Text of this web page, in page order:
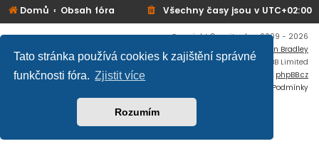
Tato stránka používá cookies k zajištění správné
funkčnosti fóra. Zjistit více
Rozumím
Domů Obsah fóra Všechny časy jsou v UTC+02:00
Copyright © mujtank.cz 2009 - 2026
Flat Style by
Ian Bradley
Založeno naphpBB® Forum Software © phpBB Limited
phpBB.cz
Podmínky